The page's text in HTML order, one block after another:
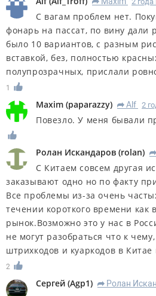
R
С вагам проблем нет.
фонарь на пассат, по вину дали
было 10 вариантов, с разным
вставкой, без, полностью
полупрозрачных, прислали
1
Maxim (paparazzy) R Alf 2
Повезло. У меня бывали
Ролан Искандаров (rolan) R
С Китаем совсем другая
заказывают одно но по факту
Все проблемы из-за очень
течении короткого времени как
рынок.Возможно это у нас в
не могут разобраться что к
штрихкодов и куаркодов в
2
Сергей (Agp1) R Ролан